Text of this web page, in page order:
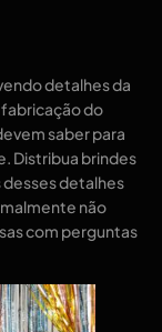
detalhes da
do
saber para
Distribua brindes
detalhes
não
com perguntas